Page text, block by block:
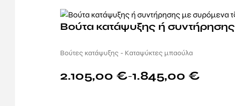
Βούτα κατάψυξης ή
Βούτες κατάψυξης - Καταψύκτες μπαούλα
1.845,00 €
–
2.105,00 €